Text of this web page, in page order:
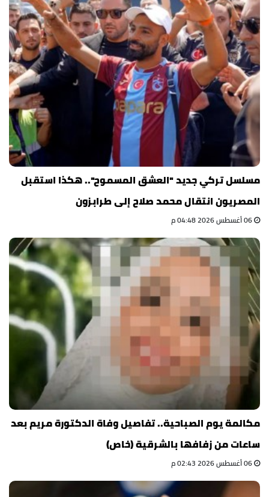
مسلسل تركي جديد "العشق المسموح".. هكذا استقبل
المصريون انتقال محمد صلاح إلى طرابزون
مكالمة يوم الصباحية.. تفاصيل وفاة الدكتورة مريم بعد
ساعات من زفافها بالشرقية (خاص)